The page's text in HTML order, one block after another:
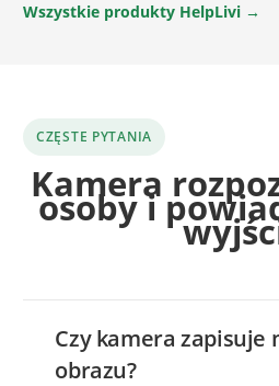
Wszystkie produkty HelpLivi →
CZĘSTE PYTANIA
Kamera
osoby i
Czy kamera zapisuje
obrazu?